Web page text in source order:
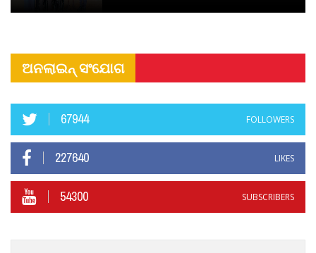
ଅନଲାଇନ୍ ସଂଯୋଗ
67944 FOLLOWERS
227640 LIKES
54300 SUBSCRIBERS